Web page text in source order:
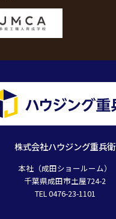
株式会社ハウジング重兵衛
本社（成田ショールーム）
千葉県成田市土屋724-2
TEL 0476-23-1101